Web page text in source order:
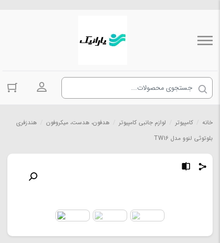
ورود به
خانه کامپیوتر لوازم جانبی کامپیوتر هدفون، هدست، میکروفون
هندزفری
بلوتوثی لنوو مدل TW16